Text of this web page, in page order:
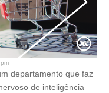
departamento que faz
de inteligência